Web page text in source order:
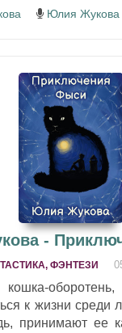
Юлия Жукова
-
ФЭНТЕЗИ
к жизни среди
принимают ее